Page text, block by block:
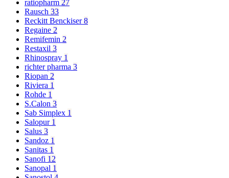
ratiopharm 27
Rausch 33
Reckitt Benckiser8
Regaine 2
Remifemin 2
Restaxil 3
Rhinospray 1
richter pharma 3
Riopan 2
Riviera 1
Rohde 1
S.Calon 3
Sab Simplex 1
Salopur 1
Salus 3
Sandoz 1
Sanitas 1
Sanofi 12
Sanopal 1